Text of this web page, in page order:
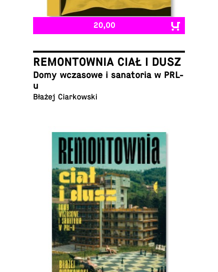
20,00
REMONTOWNIA CIAŁ I DUSZ
Domy wcza­sowe i sana­to­ria w PRL-
u
Błażej Ciarkowski